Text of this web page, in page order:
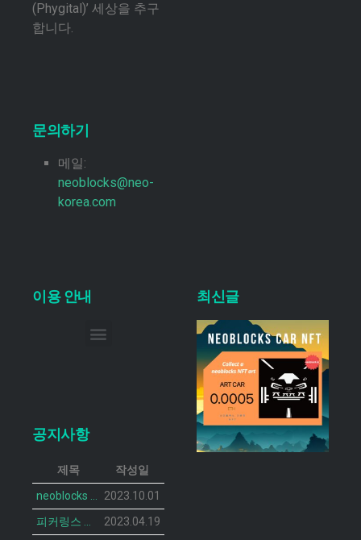
(Phygital)’ 세상을 추구
합니다.
문의하기
메일:
neoblocks@neo-
korea.com
이용 안내
공지사항
제목
작성일
2023.10.01
2023.04.19
최신글